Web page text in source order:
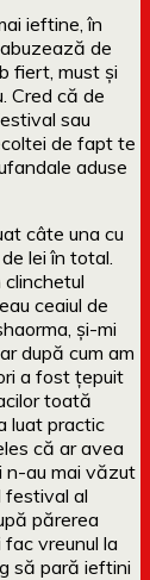
ieftine, în
de
fiert, must și
Cred că de
sau
de fapt te
aduse
câte una cu
lei în total.
ceaiul de
și-mi
după cum am
a fost țepuit
toată
luat practic
că ar avea
n-au mai văzut
festival al
părerea
vreunul la
să pară ieftini